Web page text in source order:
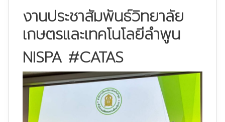
งานประชาสัมพันธ์วิทยาลัย
เกษตรและเทคโนโลยีลำพูน
NISPA #CATAS